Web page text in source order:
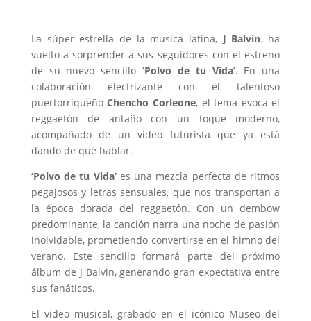
La súper estrella de la música latina, J Balvin, ha
vuelto a sorprender a sus seguidores con el estreno
de su nuevo sencillo‘Polvo de tu Vida’. En una
colaboración electrizante con el talentoso
puertorriqueñoChencho Corleone, el tema evoca el
reggaetón de antaño con un toque moderno,
acompañado de un video futurista que ya está
dando de qué hablar.
‘Polvo de tu Vida’es una mezcla perfecta de ritmos
pegajosos y letras sensuales, que nos transportan a
la época dorada del reggaetón. Con un dembow
predominante, la canción narra una noche de pasión
inolvidable, prometiendo convertirse en el himno del
verano. Este sencillo formará parte del próximo
álbum de J Balvin, generando gran expectativa entre
sus fanáticos.
El video musical, grabado en el icónico Museo del